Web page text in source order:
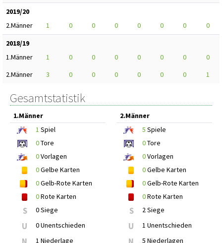
2019/20
2.Männer
1 0 0 0 0 0 0
0
2018/19
1.Männer
1 0 0 0 0 0 0
0
2.Männer
3 0 0 0 0 0 0 1
Gesamtstatistik
1.Männer
1 Spiel
0Tore
0Vorlagen
0Gelbe Karten
0Gelb-Rote Karten
0Rote Karten
S 0 Siege
U 0 Unentschieden
1 Niederlage
2.Männer
5 Spiele
0Tore
0Vorlagen
0Gelbe Karten
0Gelb-Rote Karten
0Rote Karten
S 2 Siege
U 1 Unentschieden
5 Niederlagen